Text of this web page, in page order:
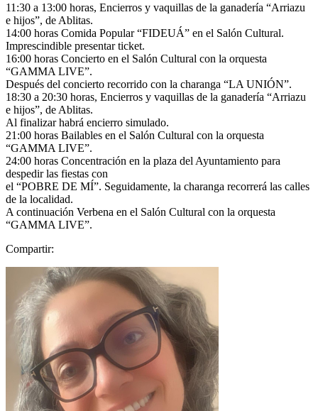
11:30 a 13:00 horas, Encierros y vaquillas de la ganadería “Arriazu
e hijos”, de Ablitas.
14:00 horas Comida Popular “FIDEUÁ” en el Salón Cultural.
Imprescindible presentar ticket.
16:00 horas Concierto en el Salón Cultural con la orquesta
“GAMMA LIVE”.
Después del concierto recorrido con la charanga “LA UNIÓN”.
18:30 a 20:30 horas, Encierros y vaquillas de la ganadería “Arriazu
e hijos”, de Ablitas.
Al finalizar habrá encierro simulado.
21:00 horas Bailables en el Salón Cultural con la orquesta
“GAMMA LIVE”.
24:00 horas Concentración en la plaza del Ayuntamiento para
despedir las fiestas con
el “POBRE DE MÍ”. Seguidamente, la charanga recorrerá las calles
de la localidad.
A continuación Verbena en el Salón Cultural con la orquesta
“GAMMA LIVE”.
Compartir: